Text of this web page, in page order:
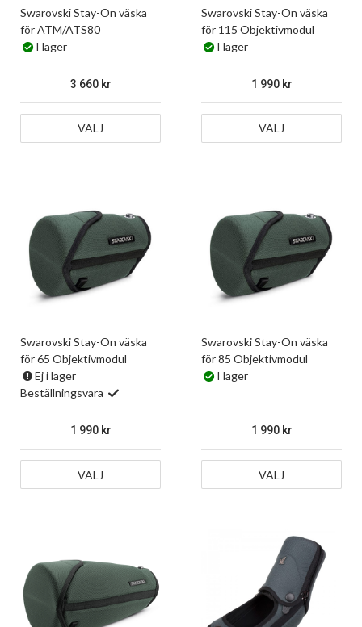
Swarovski Stay-On väska
för ATM/ATS80
I lager
3 660
VÄLJ
Swarovski Stay-On väska
för 115 Objektivmodul
I lager
1 990
VÄLJ
Swarovski Stay-On väska
för 65 Objektivmodul
Ej i lager
Beställningsvara
1 990
VÄLJ
Swarovski Stay-On väska
för 85 Objektivmodul
I lager
1 990
VÄLJ